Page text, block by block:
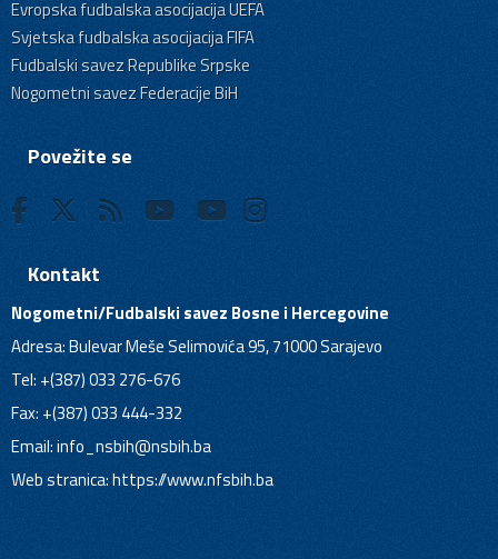
Evropska fudbalska asocijacija UEFA
Svjetska fudbalska asocijacija FIFA
Fudbalski savez Republike Srpske
Nogometni savez Federacije BiH
Povežite se
Kontakt
Nogometni/Fudbalski savez Bosne i Hercegovine
Adresa: Bulevar Meše Selimovića 95, 71000 Sarajevo
Tel: +(387) 033 276-676
Fax: +(387) 033 444-332
Email:info_nsbih@nsbih.ba
Web stranica: https://www.nfsbih.ba